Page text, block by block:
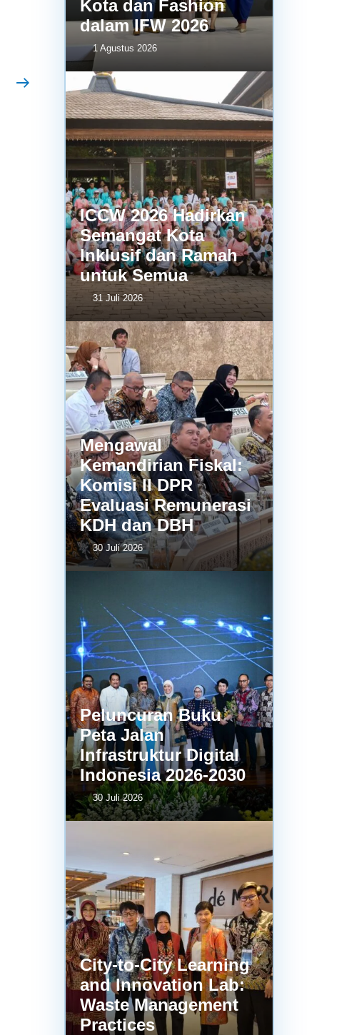
Kota dan Fashion
dalam IFW 2026
1 Agustus 2026
ICCW 2026 Hadirkan
Semangat Kota
Inklusif dan Ramah
untuk Semua
31 Juli 2026
Mengawal
Kemandirian Fiskal:
Komisi II DPR
Evaluasi Remunerasi
KDH dan DBH
30 Juli 2026
Peluncuran Buku
Peta Jalan
Infrastruktur Digital
Indonesia 2026-2030
30 Juli 2026
City-to-City Learning
and Innovation Lab:
Waste Management
Practices